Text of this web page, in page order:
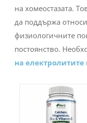
на хомеостазата.
да поддържа
физиологичните
постоянство.
на електролитите